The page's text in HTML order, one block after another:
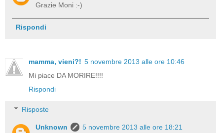
Grazie Moni :-)
Rispondi
mamma, vieni?! 5 novembre 2013 alle ore 10:46
Mi piace DA MORIRE!!!!
Rispondi
Risposte
Unknown
5 novembre 2013 alle ore 18:21